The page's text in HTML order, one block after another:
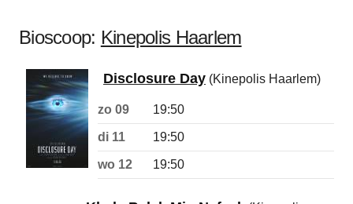
Bioscoop: Kinepolis Haarlem
Disclosure Day (Kinepolis Haarlem)
zo 09 19:50
di 11 19:50
wo 12 19:50